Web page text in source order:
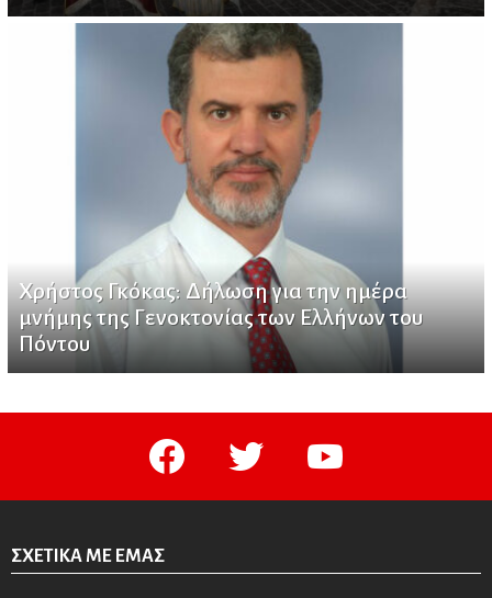
Χρήστος Γκόκας: Δήλωση για την ημέρα
μνήμης της Γενοκτονίας των Ελλήνων του
Πόντου
facebook twitter youtube
ΣΧΕΤΙΚΆ ΜΕ ΕΜΆΣ